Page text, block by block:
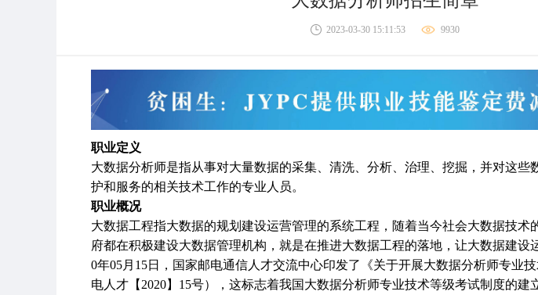
2023-03-30 15:11:53 9930
职业定义
大数据分析师是指从事对大量数据的采集、清洗、分析、治理、挖掘，并对这些
护和服务的相关技术工作的专业人员。
职业概况
大数据工程指大数据的规划建设运营管理的系统工程，随着当今社会大数据技术
府都在积极建设大数据管理机构，就是在推进大数据工程的落地，让大数据建设
0年05月 15日，国家邮电通信人才交流中心印发了《关于开展大数据分析师专业
电人才【 2020】 15号），这标志着我国大数据分析师专业技术等级考试制度的建